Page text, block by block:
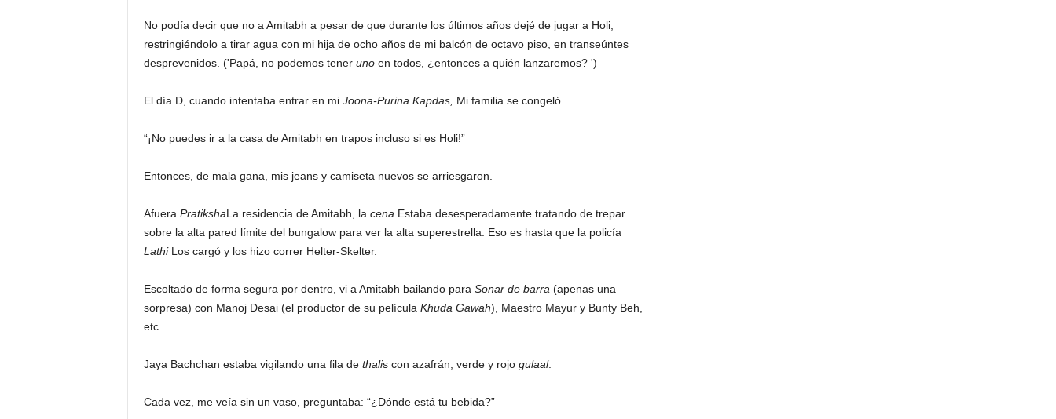
No podía decir que no a Amitabh a pesar de que durante los últimos años dejé de jugar a Holi,
restringiéndolo a tirar agua con mi hija de ocho años de mi balcón de octavo piso, en transeúntes
desprevenidos. ('Papá, no podemos tener unoen todos, ¿entonces a quién lanzaremos? ')
El día D, cuando intentaba entrar en mi Joona-Purina Kapdas, Mi familia se congeló.
“¡No puedes ir a la casa de Amitabh en trapos incluso si es Holi!”
Entonces, de mala gana, mis jeans y camiseta nuevos se arriesgaron.
Afuera PratikshaLa residencia de Amitabh, la cena Estaba desesperadamente tratando de trepar
sobre la alta pared límite del bungalow para ver la alta superestrella. Eso es hasta que la policía
LathiLos cargó y los hizo correr Helter-Skelter.
Escoltado de forma segura por dentro, vi a Amitabh bailando para Sonar de barra (apenas una
sorpresa) con Manoj Desai (el productor de su película Khuda Gawah), Maestro Mayur y Bunty Beh,
etc.
Jaya Bachchan estaba vigilando una fila de thalis con azafrán, verde y rojo gulaal.
Cada vez, me veía sin un vaso, preguntaba: “¿Dónde está tu bebida?”